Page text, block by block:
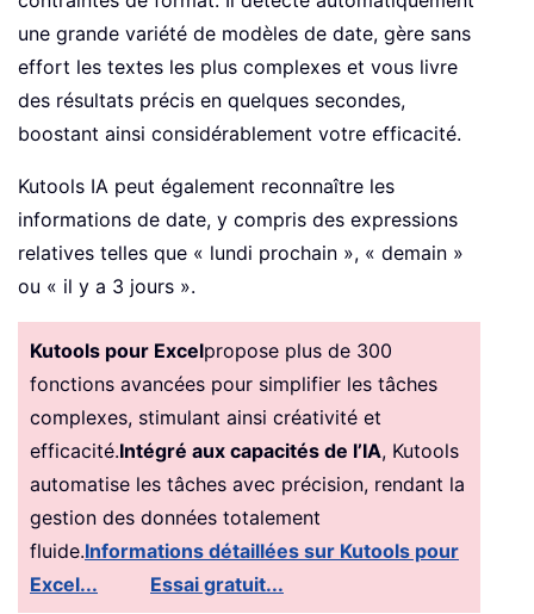
une grande variété de modèles de date, gère sans
effort les textes les plus complexes et vous livre
des résultats précis en quelques secondes,
boostant ainsi considérablement votre efficacité.
Kutools IA peut également reconnaître les
informations de date, y compris des expressions
relatives telles que « lundi prochain », « demain »
ou « il y a 3 jours ».
Kutools pour Excelpropose plus de 300
fonctions avancées pour simplifier les tâches
complexes, stimulant ainsi créativité et
efficacité.Intégré aux capacités de l’IA, Kutools
automatise les tâches avec précision, rendant la
gestion des données totalement
fluide.Informations détaillées sur Kutools pour
Excel...
Essai gratuit...